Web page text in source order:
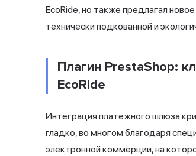
EcoRide, но также предлагал
технически подкованной и
Плагин PrestaShop:
EcoRide
Интеграция платежного шлюза
гладко, во многом благодаря
электронной коммерции, на